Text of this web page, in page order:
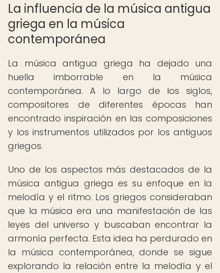
La influencia de la música antigua
griega en la música
contemporánea
La música antigua griega ha dejado una
huella imborrable en la música
contemporánea. A lo largo de los siglos,
compositores de diferentes épocas han
encontrado inspiración en las composiciones
y los instrumentos utilizados por los antiguos
griegos.
Uno de los aspectos más destacados de la
música antigua griega es su enfoque en la
melodía y el ritmo. Los griegos consideraban
que la música era una manifestación de las
leyes del universo y buscaban encontrar la
armonía perfecta. Esta idea ha perdurado en
la música contemporánea, donde se sigue
explorando la relación entre la melodía y el